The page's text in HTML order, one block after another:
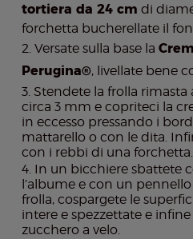
tortiera da 24 cm di
forchetta bucherellate il
Versate sulla base la
Perugina®, livellate bene
Stendete la frolla rimasta
circa 3 mm e copriteci la
in eccesso pressando i
mattarello o con le dita.
con i rebbi di una forchetta.
In un bicchiere sbattete
l’albume e con un
frolla, cospargete le
intere e spezzettate e
zucchero a velo.